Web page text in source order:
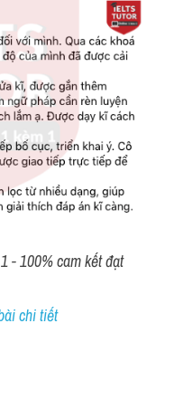
- 100% cam kết đạt
chi tiết